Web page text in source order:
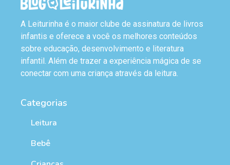
A Leiturinha é o maior clube de assinatura de livros
infantis e oferece a você os melhores conteúdos
sobre educação, desenvolvimento e literatura
infantil. Além de trazer a experiência mágica de se
conectar com uma criança através da leitura.
Categorias
Leitura
Bebê